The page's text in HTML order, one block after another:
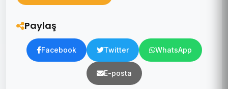
Paylaş
Facebook Twitter WhatsApp
E-posta